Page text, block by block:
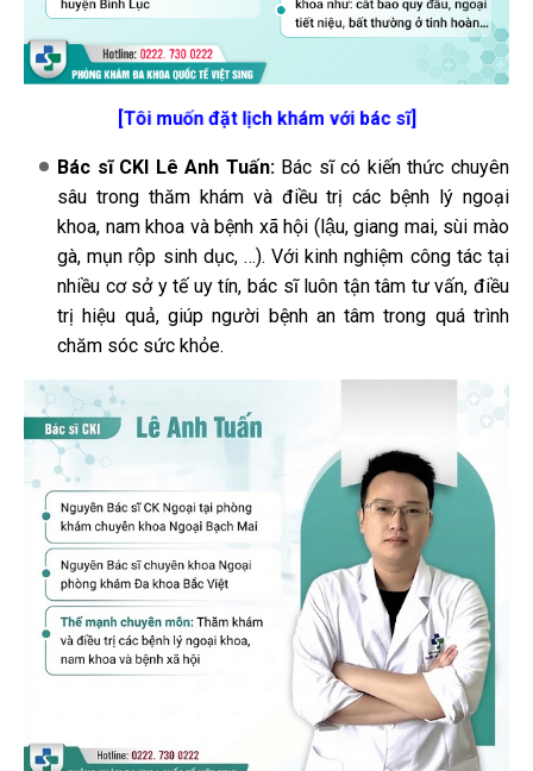
[Tôi muốn đặt lịch khám với bác sĩ]
Bác sĩ CKI Lê Anh Tuấn:Bác sĩ có kiến thức chuyên
sâu trong thăm khám và điều trị các bệnh lý ngoại
khoa, nam khoa và bệnh xã hội (lậu, giang mai, sùi mào
gà, mụn rộp sinh dục, …). Với kinh nghiệm công tác tại
nhiều cơ sở y tế uy tín, bác sĩ luôn tận tâm tư vấn, điều
trị hiệu quả, giúp người bệnh an tâm trong quá trình
chăm sóc sức khỏe.